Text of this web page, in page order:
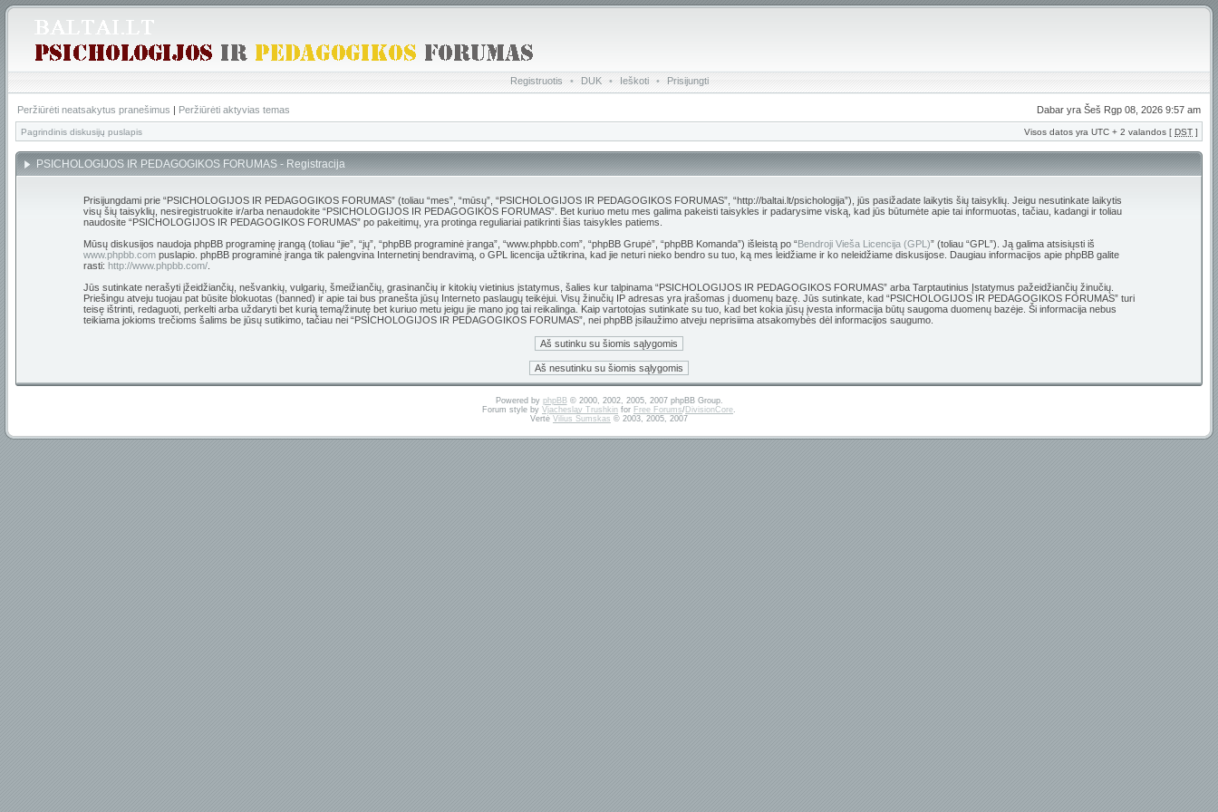
Registruotis • DUK • Ieškoti • Prisijungti
Peržiūrėti neatsakytus pranešimus | Peržiūrėti aktyvias temas Dabar yra Šeš Rgp 08, 2026 9:57 am
Pagrindinis diskusijų puslapis Visos datos yra UTC + 2 valandos [ DST ]
PSICHOLOGIJOS IR PEDAGOGIKOS FORUMAS - Registracija
Prisijungdami prie “PSICHOLOGIJOS IR PEDAGOGIKOS FORUMAS” (toliau “mes”, “mūsų”, “PSICHOLOGIJOS IR PEDAGOGIKOS FORUMAS”, “http://baltai.lt/psichologija”), jūs pasižadate laikytis šių taisyklių. Jeigu nesutinkate laikytis
visų šių taisyklių, nesiregistruokite ir/arba nenaudokite “PSICHOLOGIJOS IR PEDAGOGIKOS FORUMAS”. Bet kuriuo metu mes galima pakeisti taisykles ir padarysime viską, kad jūs būtumėte apie tai informuotas, tačiau, kadangi ir toliau
naudosite “PSICHOLOGIJOS IR PEDAGOGIKOS FORUMAS” po pakeitimų, yra protinga reguliariai patikrinti šias taisykles patiems.
Mūsų diskusijos naudoja phpBB programinę įrangą (toliau “jie”, “jų”, “phpBB programinė įranga”, “www.phpbb.com”, “phpBB Grupė”, “phpBB Komanda”) išleistą po “Bendroji Vieša Licencija (GPL)” (toliau “GPL”). Ją galima atsisiųsti iš
www.phpbb.com puslapio. phpBB programinė įranga tik palengvina Internetinį bendravimą, o GPL licencija užtikrina, kad jie neturi nieko bendro su tuo, ką mes leidžiame ir ko neleidžiame diskusijose. Daugiau informacijos apie phpBB galite
rasti: http://www.phpbb.com/
Jūs sutinkate nerašyti įžeidžiančių, nešvankių, vulgarių, šmeižiančių, grasinančių ir kitokių vietinius įstatymus, šalies kur talpinama “PSICHOLOGIJOS IR PEDAGOGIKOS FORUMAS” arba Tarptautinius Įstatymus pažeidžiančių žinučių.
Priešingu atveju tuojau pat būsite blokuotas (banned) ir apie tai bus pranešta jūsų Interneto paslaugų teikėjui. Visų žinučių IP adresas yra įrašomas į duomenų bazę. Jūs sutinkate, kad “PSICHOLOGIJOS IR PEDAGOGIKOS FORUMAS” turi
teisę ištrinti, redaguoti, perkelti arba uždaryti bet kurią temą/žinutę bet kuriuo metu jeigu jie mano jog tai reikalinga. Kaip vartotojas sutinkate su tuo, kad bet kokia jūsų įvesta informacija būtų saugoma duomenų bazėje. Ši informacija nebus
teikiama jokioms trečioms šalims be jūsų sutikimo, tačiau nei “PSICHOLOGIJOS IR PEDAGOGIKOS FORUMAS”, nei phpBB įsilaužimo atveju neprisiima atsakomybės dėl informacijos saugumo.
Powered by phpBB© 2000, 2002, 2005, 2007 phpBB Group.
Forum style by Vjacheslav Trushkin for Free Forums/ DivisionCore.
Vertė Vilius Šumskas © 2003, 2005, 2007